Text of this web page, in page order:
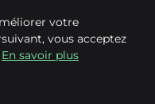
D’ENTREPRISE EN
votre
vous acceptez
En savoir plus